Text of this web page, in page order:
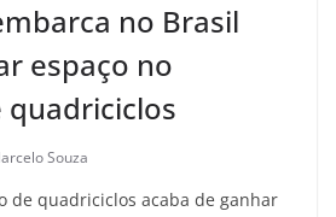
no Brasil
espaço no
quadriciclos
Souza
de quadriciclos acaba de ganhar